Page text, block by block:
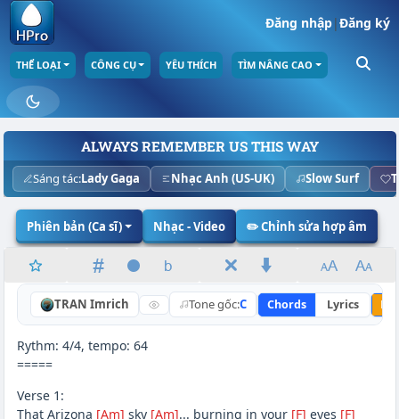
Đăng nhập|Đăng ký
THỂ LOẠI CÔNG CỤ YÊU THÍCH TÌM NÂNG CAO
ALWAYS REMEMBER US THIS WAY
Sáng tác:Lady Gaga Nhạc Anh (US-UK) Slow Surf
Phiên bản (Ca sĩ) Nhạc - Video ✏️ Chỉnh sửa hợp âm
TRAN Imrich Tone gốc:C Chords Lyrics
Rythm: 4/4, tempo: 64
=====
Verse 1:
That Arizona [Am] sky [Am]... burning in your [F] eyes [F]